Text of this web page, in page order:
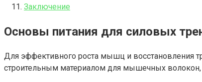
Заключение
Основы питания для силовых
Для эффективного роста мышц и восстановления
строительным материалом для мышечных